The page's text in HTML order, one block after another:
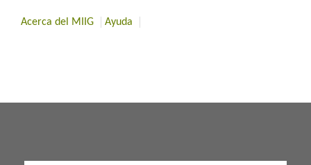
Acerca del MIIG Ayuda